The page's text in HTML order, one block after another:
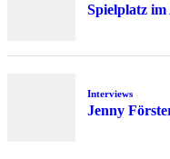
Spielplatz
Interviews
Jenny